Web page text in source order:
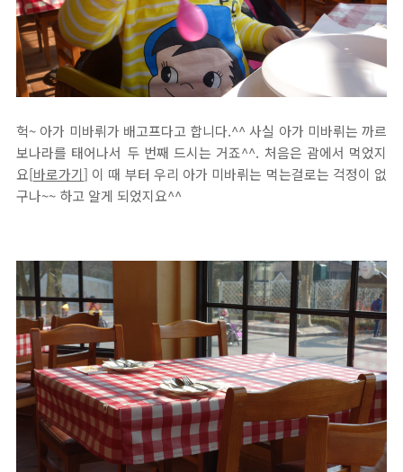
헉~ 아가 미바뤼가 배고프다고 합니다.^^ 사실 아가 미바뤼는 까르
보나라를 태어나서 두 번째 드시는 거죠^^. 처음은 괌에서 먹었지
요[바로가기] 이 때 부터 우리 아가 미바뤼는 먹는걸로는 걱정이 없
구나~~ 하고 알게 되었지요^^